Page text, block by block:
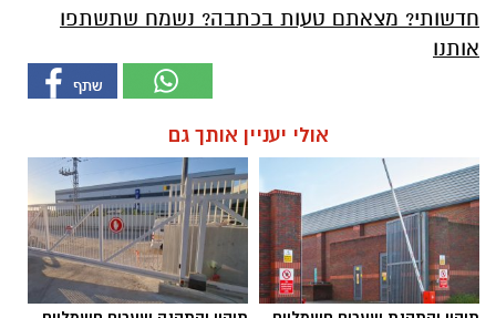
חדשותי? מצאתם טעות בכתבה? נשמח שתשתפו
אותנו
אולי יעניין אותך גם